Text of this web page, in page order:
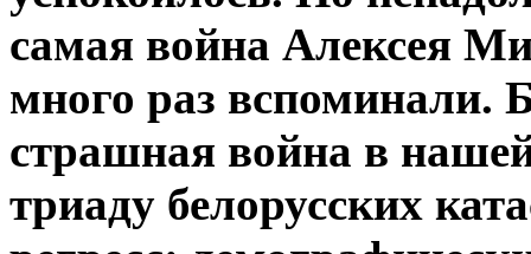
самая война Алексея
много раз вспоминали.
страшная война в
триаду белорусских